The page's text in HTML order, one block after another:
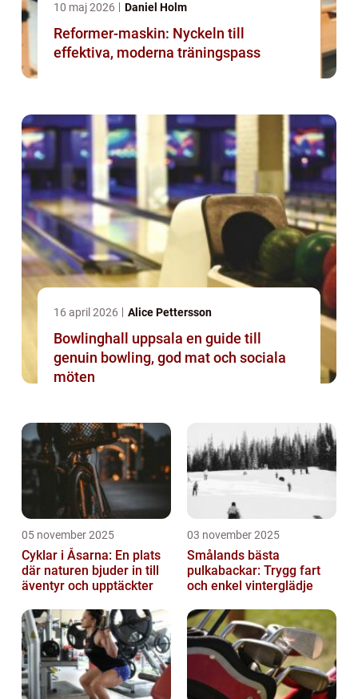
10 maj 2026 Daniel Holm
Reformer-maskin: Nyckeln till
effektiva, moderna träningspass
16 april 2026 Alice Pettersson
Bowlinghall uppsala en guide till
genuin bowling, god mat och sociala
möten
05 november 2025
Cyklar i Åsarna: En plats
där naturen bjuder in till
äventyr och upptäckter
03 november 2025
Smålands bästa
pulkabackar: Trygg fart
och enkel vinterglädje